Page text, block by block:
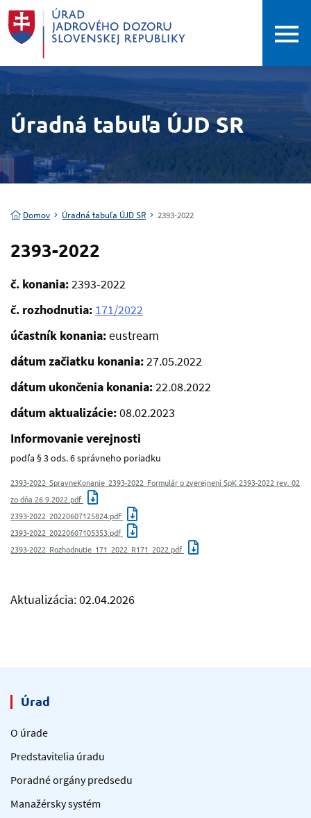
Úradná tabuľa ÚJD SR
Domov Úradná tabuľa ÚJD SR 2393-2022
2393-2022
č. konania:2393-2022
č. rozhodnutia: 171/2022
účastník konania:eustream
dátum začiatku konania:27.05.2022
dátum ukončenia konania:22.08.2022
dátum aktualizácie:08.02.2023
Informovanie verejnosti
podľa § 3 ods. 6 správneho poriadku
2393-2022_SpravneKonanie_2393-2022_Formulár o zverejnení SpK 2393-2022 rev. 02
zo dňa 26.9.2022.pdf
2393-2022_20220607125824.pdf
2393-2022_20220607105353.pdf
2393-2022_Rozhodnutie_171_2022_R171_2022.pdf
Aktualizácia: 02.04.2026
Úrad
O úrade
Predstavitelia úradu
Poradné orgány predsedu
Manažérsky systém